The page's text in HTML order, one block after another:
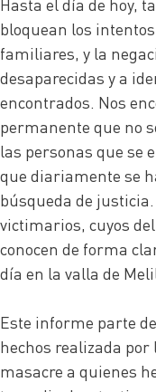
Hasta el día de hoy,
bloquean los
familiares, y la
desaparecidas y a
encontrados. Nos
permanente que no
las personas que se
que diariamente se
búsqueda de
victimarios, cuyos
conocen de forma
día en la valla de
Este informe parte
hechos realizada
masacre a quienes